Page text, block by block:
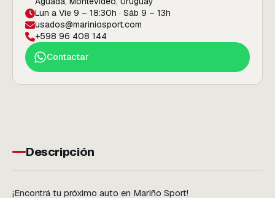
Lun a Vie 9 – 18:30h · Sáb 9 – 13h
usados@mariniosport.com
+598 96 408 144
Contactar
Descripción
¡Encontrá tu próximo auto en Mariño Sport!